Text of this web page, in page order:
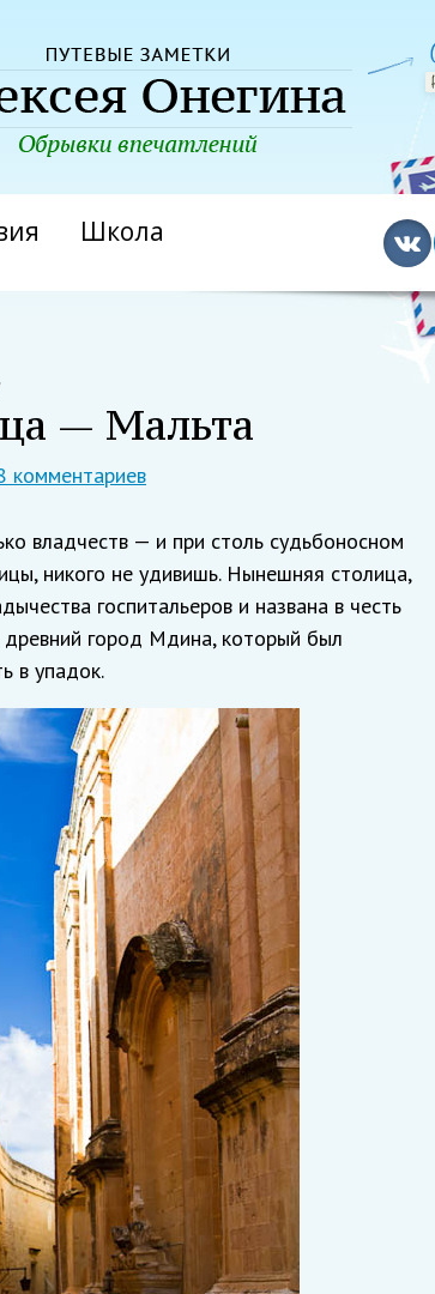
Школа
— Мальта
комментариев
владчеств — и при столь судьбоносном
никого не удивишь. Нынешняя столица,
госпитальеров и названа в честь
древний город Мдина, который был
в упадок.